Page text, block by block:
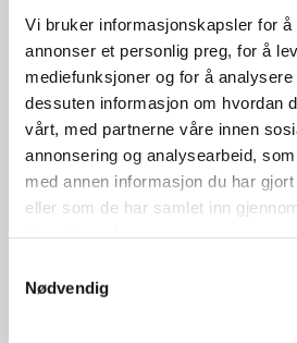
Vi bruker informasjonskapsler for å
annonser et personlig preg, for å
mediefunksjoner og for å
dessuten informasjon om hvordan
vårt, med partnerne våre innen
annonsering og analysearbeid,
med annen informasjon du har gjort
eller som de har samlet inn
Nødvendig
09-10